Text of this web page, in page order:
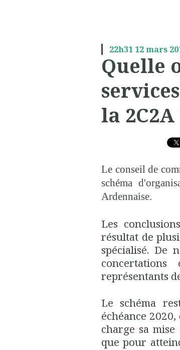
22h31 12mars
Quelle
la 2C2A
Le conseil de
schéma
Ardennaise.
Les
résultat de
spécialisé. De
représentants
Le schéma
échéance
charge sa
que pour